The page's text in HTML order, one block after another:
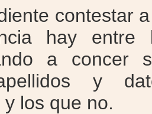
contestar
hay entre
a concer
y
los que no.